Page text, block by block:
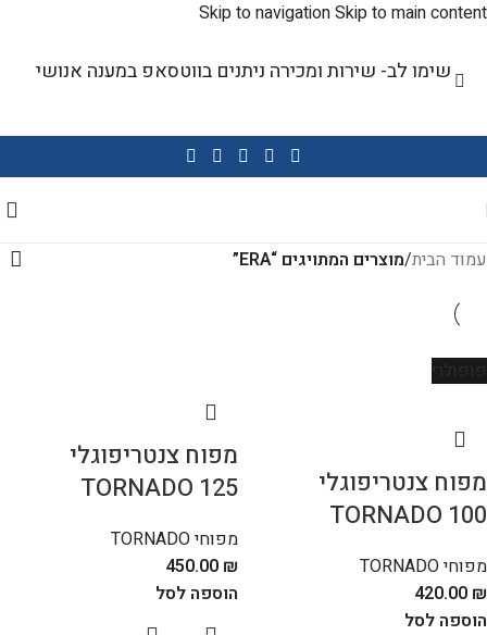
Skip to navigationSkip to main content
שימו לב- שירות ומכירה ניתנים בווטסאפ במענה אנושי
עמוד הבית/מוצרים המתויגים “ERA”
מפוח צנטריפוגלי
TORNADO 100
מפוחי TORNADO
420.00 ₪
הוספה לסל
מפוח צנטריפוגלי
TORNADO 125
מפוחי TORNADO
450.00 ₪
הוספה לסל